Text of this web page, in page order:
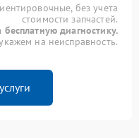
без учета
стоимости запчастей.
диагностику.
на неисправность.